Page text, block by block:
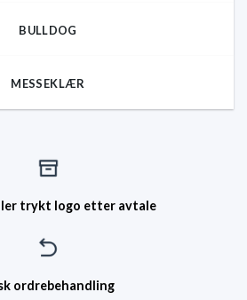
BULLDOG
MESSEKLÆR
trykt logo etter avtale
ordrebehandling